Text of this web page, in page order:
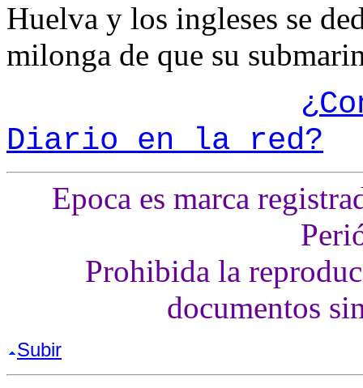
Huelva y los ingleses se
milonga de que su
Diario en la red?
Epoca es marca
Prohibida la
documentos
Subir